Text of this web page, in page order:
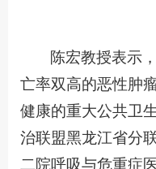
陈宏教授表示
亡率双高的恶性肿
健康的重大公共卫
治联盟黑龙江省分
二院呼吸与危重症